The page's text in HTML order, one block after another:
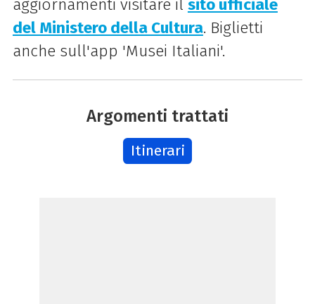
aggiornamenti visitare il sito ufficiale
del Ministero della Cultura. Biglietti
anche sull'app 'Musei Italiani'.
Argomenti trattati
Itinerari